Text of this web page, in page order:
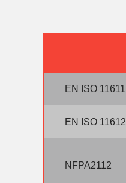
EN ISO 11611
EN ISO 11612
NFPA2112